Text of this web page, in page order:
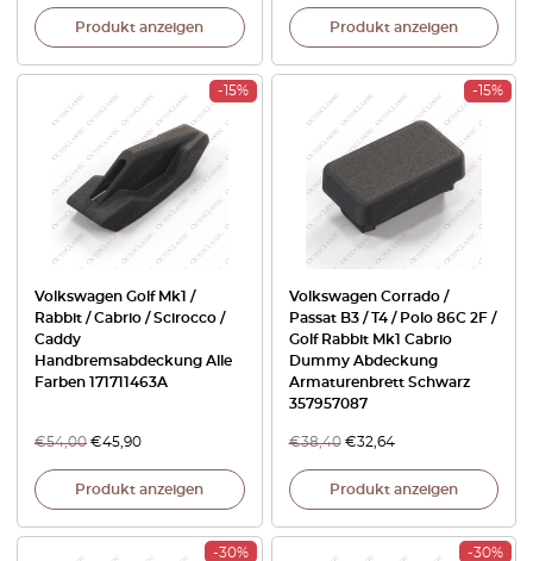
Produkt anzeigen Produkt anzeigen
-15%
Volkswagen Golf Mk1 /
Rabbit / Cabrio / Scirocco /
Caddy
Handbremsabdeckung Alle
Farben 171711463A
€54,00 €45,90
Produkt anzeigen
-15%
Volkswagen Corrado /
Passat B3 / T4 / Polo 86C 2F /
Golf Rabbit Mk1 Cabrio
Dummy Abdeckung
Armaturenbrett Schwarz
357957087
€38,40 €32,64
Produkt anzeigen
-30% -30%